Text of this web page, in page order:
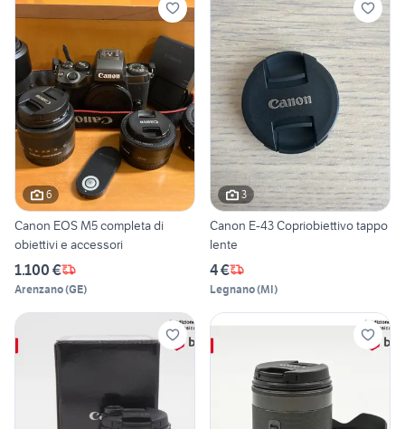
6
Canon EOS M5 completa di
obiettivi e accessori
1.100 €
Arenzano(GE)
3
Canon E-43 Copriobiettivo tappo
lente
4 €
Legnano(MI)